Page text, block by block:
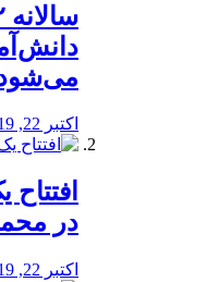
اکتبر 22, 2019
در
اکتبر 22, 2019